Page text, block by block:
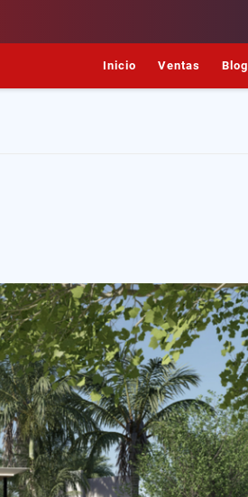
Inicio Ventas Blog